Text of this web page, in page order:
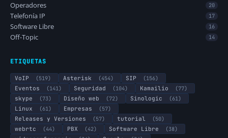
Operadores 20
Telefonía IP 17
Software Libre 16
Off-Topic 14
ETIQUETAS
VoIP (519) Asterisk (454) SIP
(156)
Eventos
(141) Seguridad (104) Kamailio
(77)
skype
(73) Diseño web (72) Sinologic
(61)
Linux
(61) Empresas
(57)
Releases y Versiones
(57) tutorial
(50)
webrtc
(44) PBX (42) Software Libre
(38)